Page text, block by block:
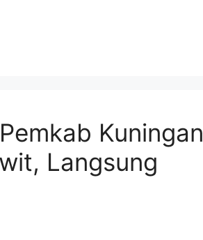
Kuningan
Langsung